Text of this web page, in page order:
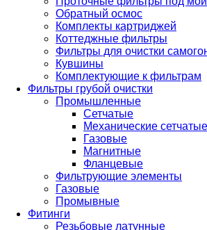
Обратный осмос
Комплекты картриджей
Коттеджные фильтры
Фильтры для очистки
Кувшины
Комплектующие к фильтрам
Фильтры грубой очистки
Промышленные
Сетчатые
Механические сетчатые
Газовые
Магнитные
Фланцевые
Фильтрующие элементы
Газовые
Промывные
Фитинги
Резьбовые латунные